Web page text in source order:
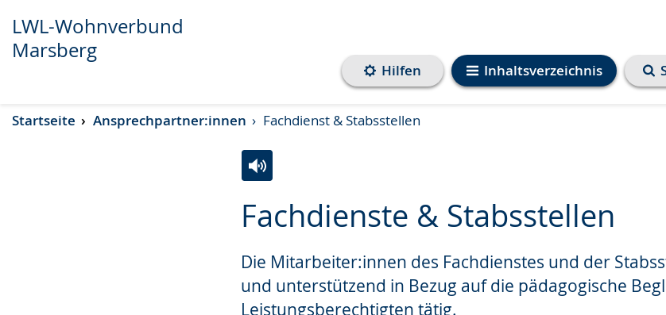
Transkript anzeigen
Abspielen
Pausieren
LWL-Wohnverbund
Marsberg
Inhaltsverzeichnis
Hilfen
Startseite Ansprechpartner:innen Fachdienst & Stabsstellen
Fachdienste & Stabsstellen
Die Mitarbeiter:innen des Fachdienstes und der
und unterstützend in Bezug auf die pädagogische
Leistungsberechtigten tätig.
Leichten
wechseln.
Audio-
Video
Deutscher
Gebärdensprache
wird